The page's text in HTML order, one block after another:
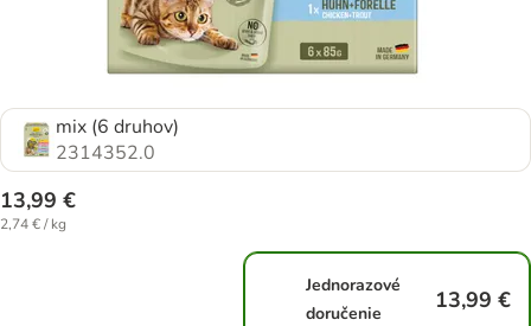
mix (6 druhov)
2314352.0
13,99 €
2,74 € / kg
Jednorazové
doručenie
13,99 €